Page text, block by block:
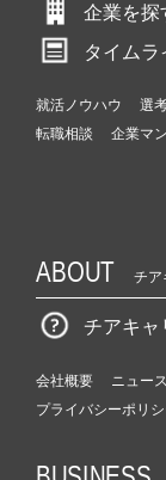
企業を探
タイムラ
就活ノウハウ 選
転職相談
企業マ
ABOUT チア
チアキャ
会社概要 ニュー
プライバシーポリ